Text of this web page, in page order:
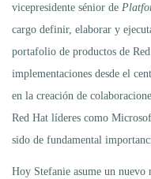
vicepresidente sénior de
cargo definir, elaborar y
portafolio de productos de
implementaciones desde el
en la creación de
Red Hat líderes como
sido de fundamental
Hoy Stefanie asume un